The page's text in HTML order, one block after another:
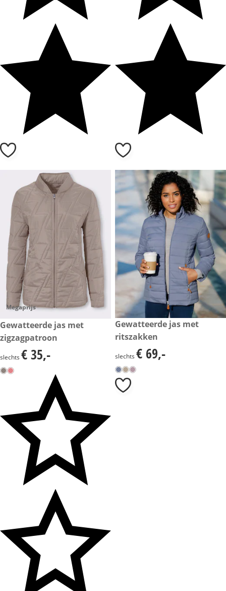
Megaprijs
€ 35,-
Gewatteerde jas met
zigzagpatroon
€ 35,-
slechts € 35,-
€ 69,-
Gewatteerde jas met
ritszakken
€ 69,-
slechts € 69,-